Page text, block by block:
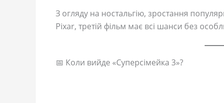
З огляду на ностальгію, зростання
Pixar, третій фільм має всі шанси без
📅 Коли вийде «Суперсімейка 3»?